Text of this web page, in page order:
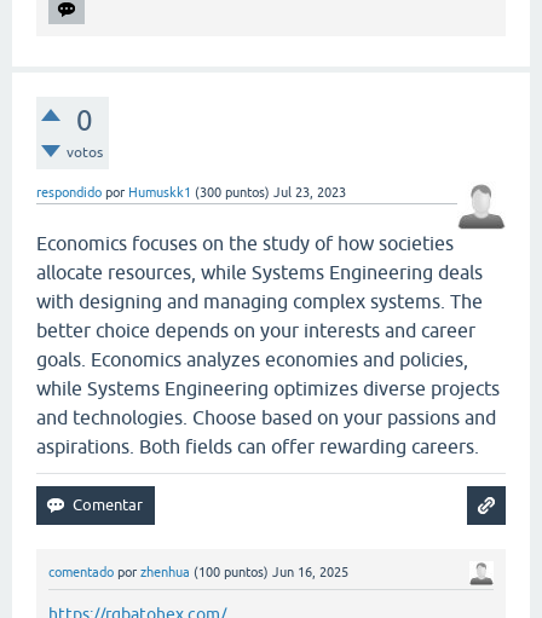
0
votos
respondido por Humuskk1 (300 puntos) Jul 23, 2023
Economics focuses on the study of how societies
allocate resources, while Systems Engineering deals
with designing and managing complex systems. The
better choice depends on your interests and career
goals. Economics analyzes economies and policies,
while Systems Engineering optimizes diverse projects
and technologies. Choose based on your passions and
aspirations. Both fields can offer rewarding careers.
comentado por zhenhua (100 puntos) Jun 16, 2025